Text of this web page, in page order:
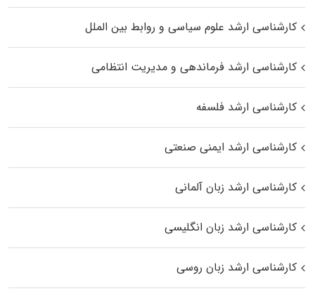
کارشناسی ارشد علوم سیاسی و روابط بین الملل
کارشناسی ارشد فرماندهی و مدیریت انتظامی
کارشناسی ارشد فلسفه
کارشناسی ارشد ایمنی صنعتی
کارشناسی ارشد زبان آلمانی
کارشناسی ارشد زبان انگلیسی
کارشناسی ارشد زبان روسی